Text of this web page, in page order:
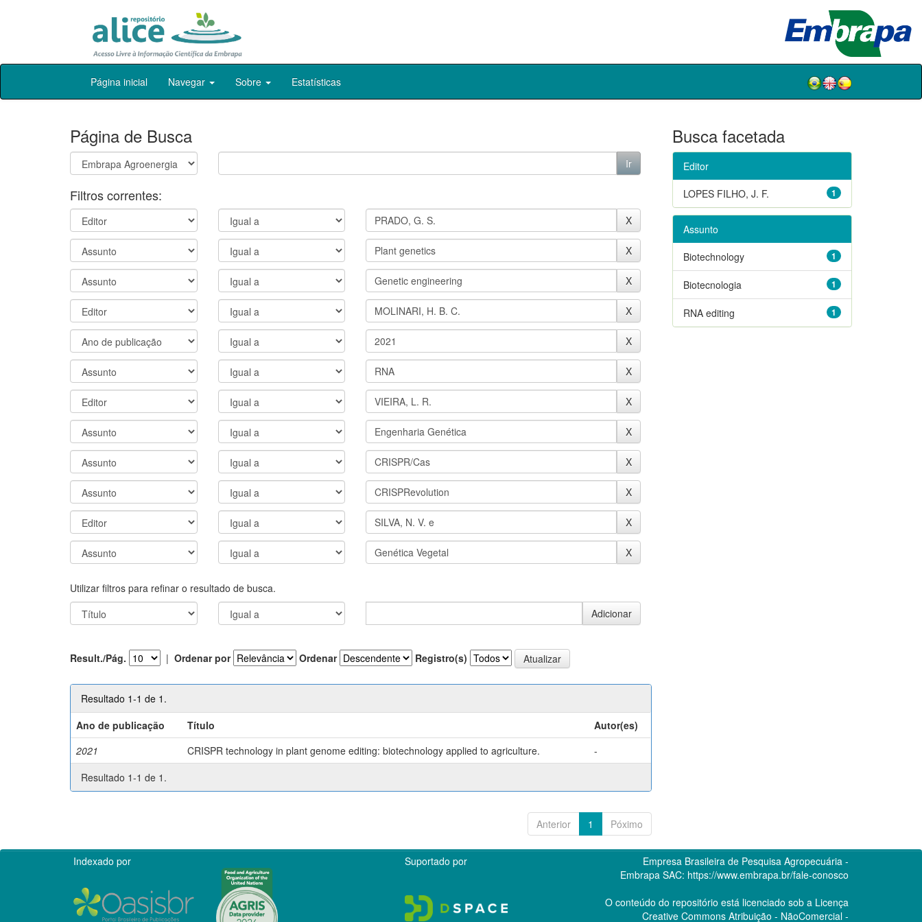
Skip
Página inicial Navegar Sobre Estatísticas
Página de Busca
Filtros correntes:
Utilizar filtros para refinar o resultado de busca.
Result./Pág. | Ordenar por Ordenar Registro(s)
Resultado 1-1 de 1.
Ano de publicação
Título
Autor(es)
2021
CRISPR technology in plant genome editing: biotechnology applied to agriculture.
-
Resultado 1-1 de 1.
Anterior 1 Póximo
Busca facetada
Editor
1
LOPES FILHO, J. F.
Assunto
1
Biotechnology
1
Biotecnologia
1
RNA editing
Indexado por Suportado por
Empresa Brasileira de Pesquisa Agropecuária -
Embrapa SAC: https://www.embrapa.br/fale-conosco
O conteúdo do repositório está licenciado sob a Licença
Creative CommonsAtribuição - NãoComercial -